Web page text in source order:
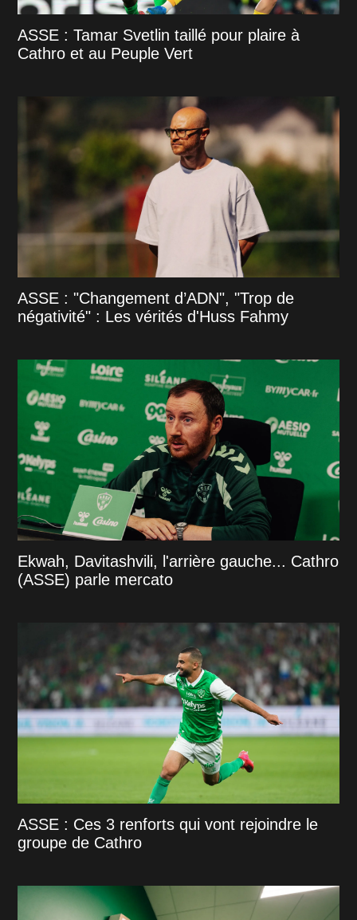
ASSE : Tamar Svetlin taillé pour plaire à
Cathro et au Peuple Vert
ASSE : "Changement d’ADN", "Trop de
négativité" : Les vérités d'Huss Fahmy
Ekwah, Davitashvili, l'arrière gauche... Cathro
(ASSE) parle mercato
ASSE : Ces 3 renforts qui vont rejoindre le
groupe de Cathro